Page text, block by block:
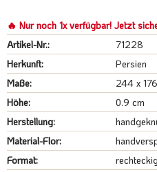
🔥 Nur noch 1x verfügbar! Jetzt
Artikel-Nr.:
71228
Herkunft:
Persien
Maße:
244 x
Höhe:
0.9 cm
Herstellung:
Material-Flor:
Format: